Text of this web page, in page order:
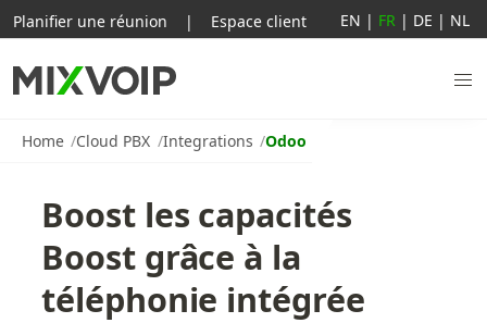
Home Cloud PBX Integrations Odoo
Boost les capacités
Boost grâce à la
téléphonie intégrée
Planifier une réunion | Espace client EN | FR | DE | NL